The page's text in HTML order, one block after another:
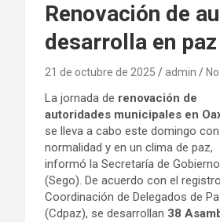
Renovación de
desarrolla en
21 de octubre de 2025 admin
La jornada de renovación de
autoridades municipales en
se lleva a cabo este domingo con
normalidad y en un clima de paz,
informó la Secretaría de Gobierno
(Sego). De acuerdo con el
Coordinación de Delegados de
(Cdpaz), se desarrollan 38